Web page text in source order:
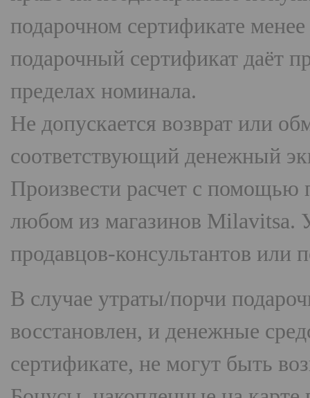
подарочном сертификате
подарочный сертификат даёт
пределах номинала.
Не допускается возврат или
соответствующий денежный
Произвести расчет с помощью
любом из магазинов Milavitsa.
продавцов-консультантов или
В случае утраты/порчи
восстановлен, и денежные
сертификате, не могут быть